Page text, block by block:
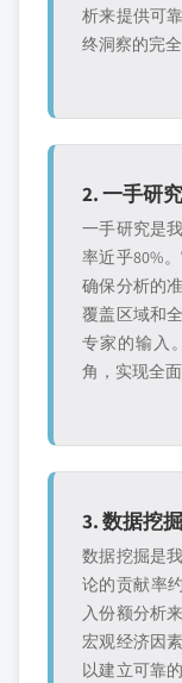
析来提供可
终洞察的完全
2. 一手研究
一手研究是
率近乎80%
确保分析的
覆盖区域和
专家的输入
角，实现全
3. 数据挖
数据挖掘是
论的贡献率
入份额分析
宏观经济因
以建立可靠